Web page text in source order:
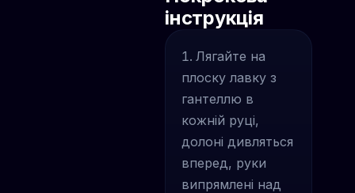
інструкція
Лягайте на
плоску лавку з
гантеллю в
кожній руці,
долоні дивляться
вперед, руки
випрямлені над